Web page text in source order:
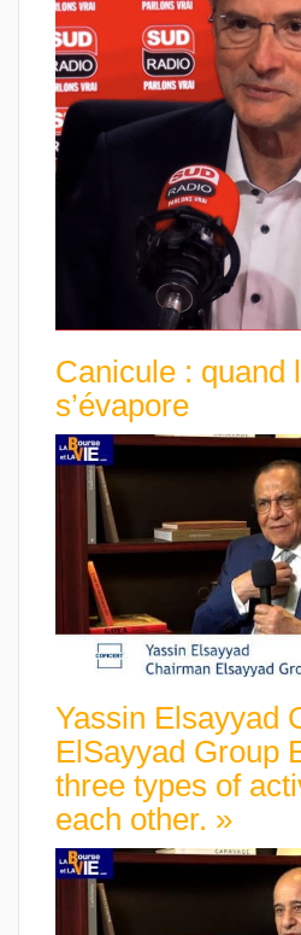
Canicule : quand
s’évapore
Yassin Elsayyad
ElSayyad Group
three types of
each other. »